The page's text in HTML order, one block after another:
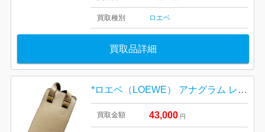
買取種別 ロエベ
買取品詳細
*ロエベ（LOEWE） アナグラム レザー フォンケース（ショルダーポーチ）
買取金額 43,000 円